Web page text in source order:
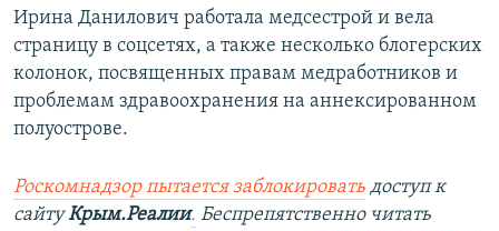
Ирина Данилович работала медсестрой и вела
страницу в соцсетях, а также несколько блогерских
колонок, посвященных правам медработников и
проблемам здравоохранения на аннексированном
полуострове.
Роскомнадзор пытается заблокировать доступ к
сайту Крым.Реалии. Беспрепятственно читать